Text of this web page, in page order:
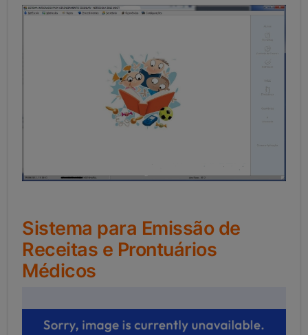
Sistema para Emissão de
Receitas e Prontuários
Médicos